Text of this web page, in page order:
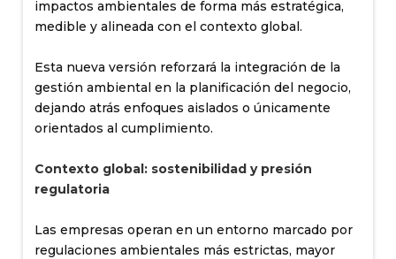
impactos ambientales de forma más estratégica,
medible y alineada con el contexto global.
Esta nueva versión reforzará la integración de la
gestión ambiental en la planificación del negocio,
dejando atrás enfoques aislados o únicamente
orientados al cumplimiento.
Contexto global: sostenibilidad y presión
regulatoria
Las empresas operan en un entorno marcado por
regulaciones ambientales más estrictas, mayor